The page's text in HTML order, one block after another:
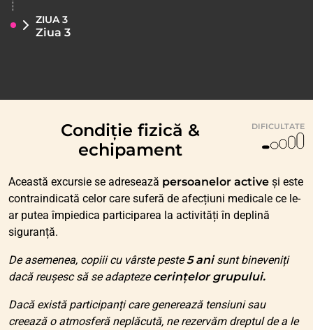
ZIUA 3
Ziua 3
Condiție fizică &
echipament
DIFICULTATE
Această excursie se adresează persoanelor active și este
contraindicată celor care suferă de afecțiuni medicale ce le-
ar putea împiedica participarea la activități în deplină
siguranță.
De asemenea, copiii cu vârste peste5 anisunt bineveniți
dacă reușesc să se adaptezecerințelor grupului.
Dacă există participanți care generează tensiuni sau
creează o atmosferă neplăcută, ne rezervăm dreptul de a le